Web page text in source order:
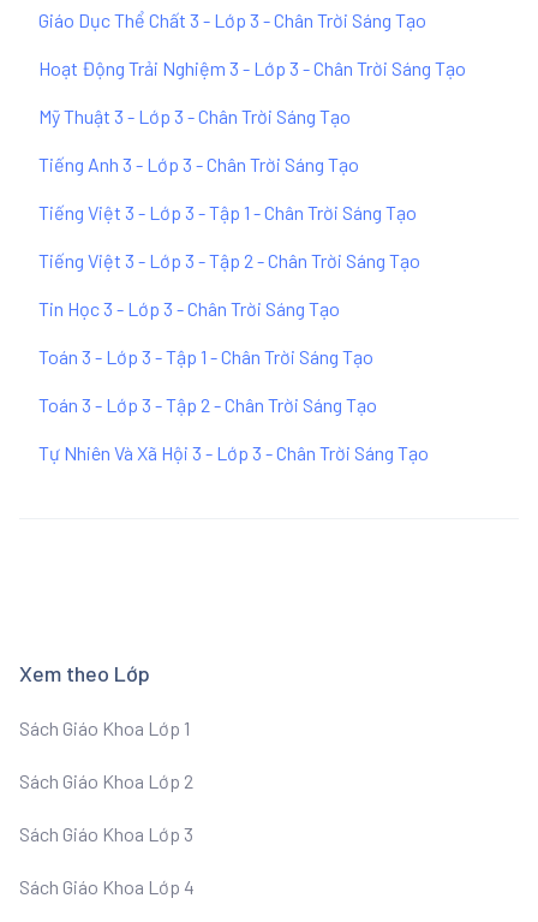
Giáo Dục Thể Chất 3 - Lớp 3 - Chân Trời Sáng Tạo
Hoạt Động Trải Nghiệm 3 - Lớp 3 - Chân Trời Sáng Tạo
Mỹ Thuật 3 - Lớp 3 - Chân Trời Sáng Tạo
Tiếng Anh 3 - Lớp 3 - Chân Trời Sáng Tạo
Tiếng Việt 3 - Lớp 3 - Tập 1 - Chân Trời Sáng Tạo
Tiếng Việt 3 - Lớp 3 - Tập 2 - Chân Trời Sáng Tạo
Tin Học 3 - Lớp 3 - Chân Trời Sáng Tạo
Toán 3 - Lớp 3 - Tập 1 - Chân Trời Sáng Tạo
Toán 3 - Lớp 3 - Tập 2 - Chân Trời Sáng Tạo
Tự Nhiên Và Xã Hội 3 - Lớp 3 - Chân Trời Sáng Tạo
Xem theo Lớp
Sách Giáo Khoa Lớp 1
Sách Giáo Khoa Lớp 2
Sách Giáo Khoa Lớp 3
Sách Giáo Khoa Lớp 4